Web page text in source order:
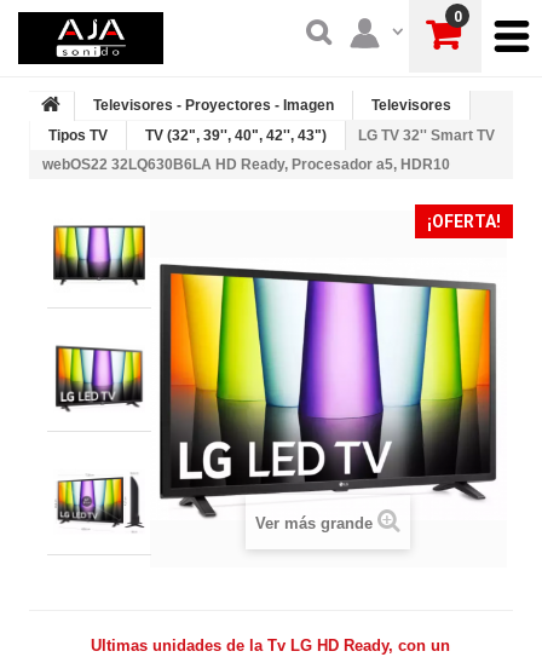
0
Televisores - Proyectores - Imagen
Televisores
Tipos TV
TV (32", 39'', 40", 42'', 43")
LG TV 32'' Smart TV
webOS22 32LQ630B6LA HD Ready, Procesador a5, HDR10
¡OFERTA!
Ver más grande
Ultimas unidades de la Tv LG HD Ready, con un